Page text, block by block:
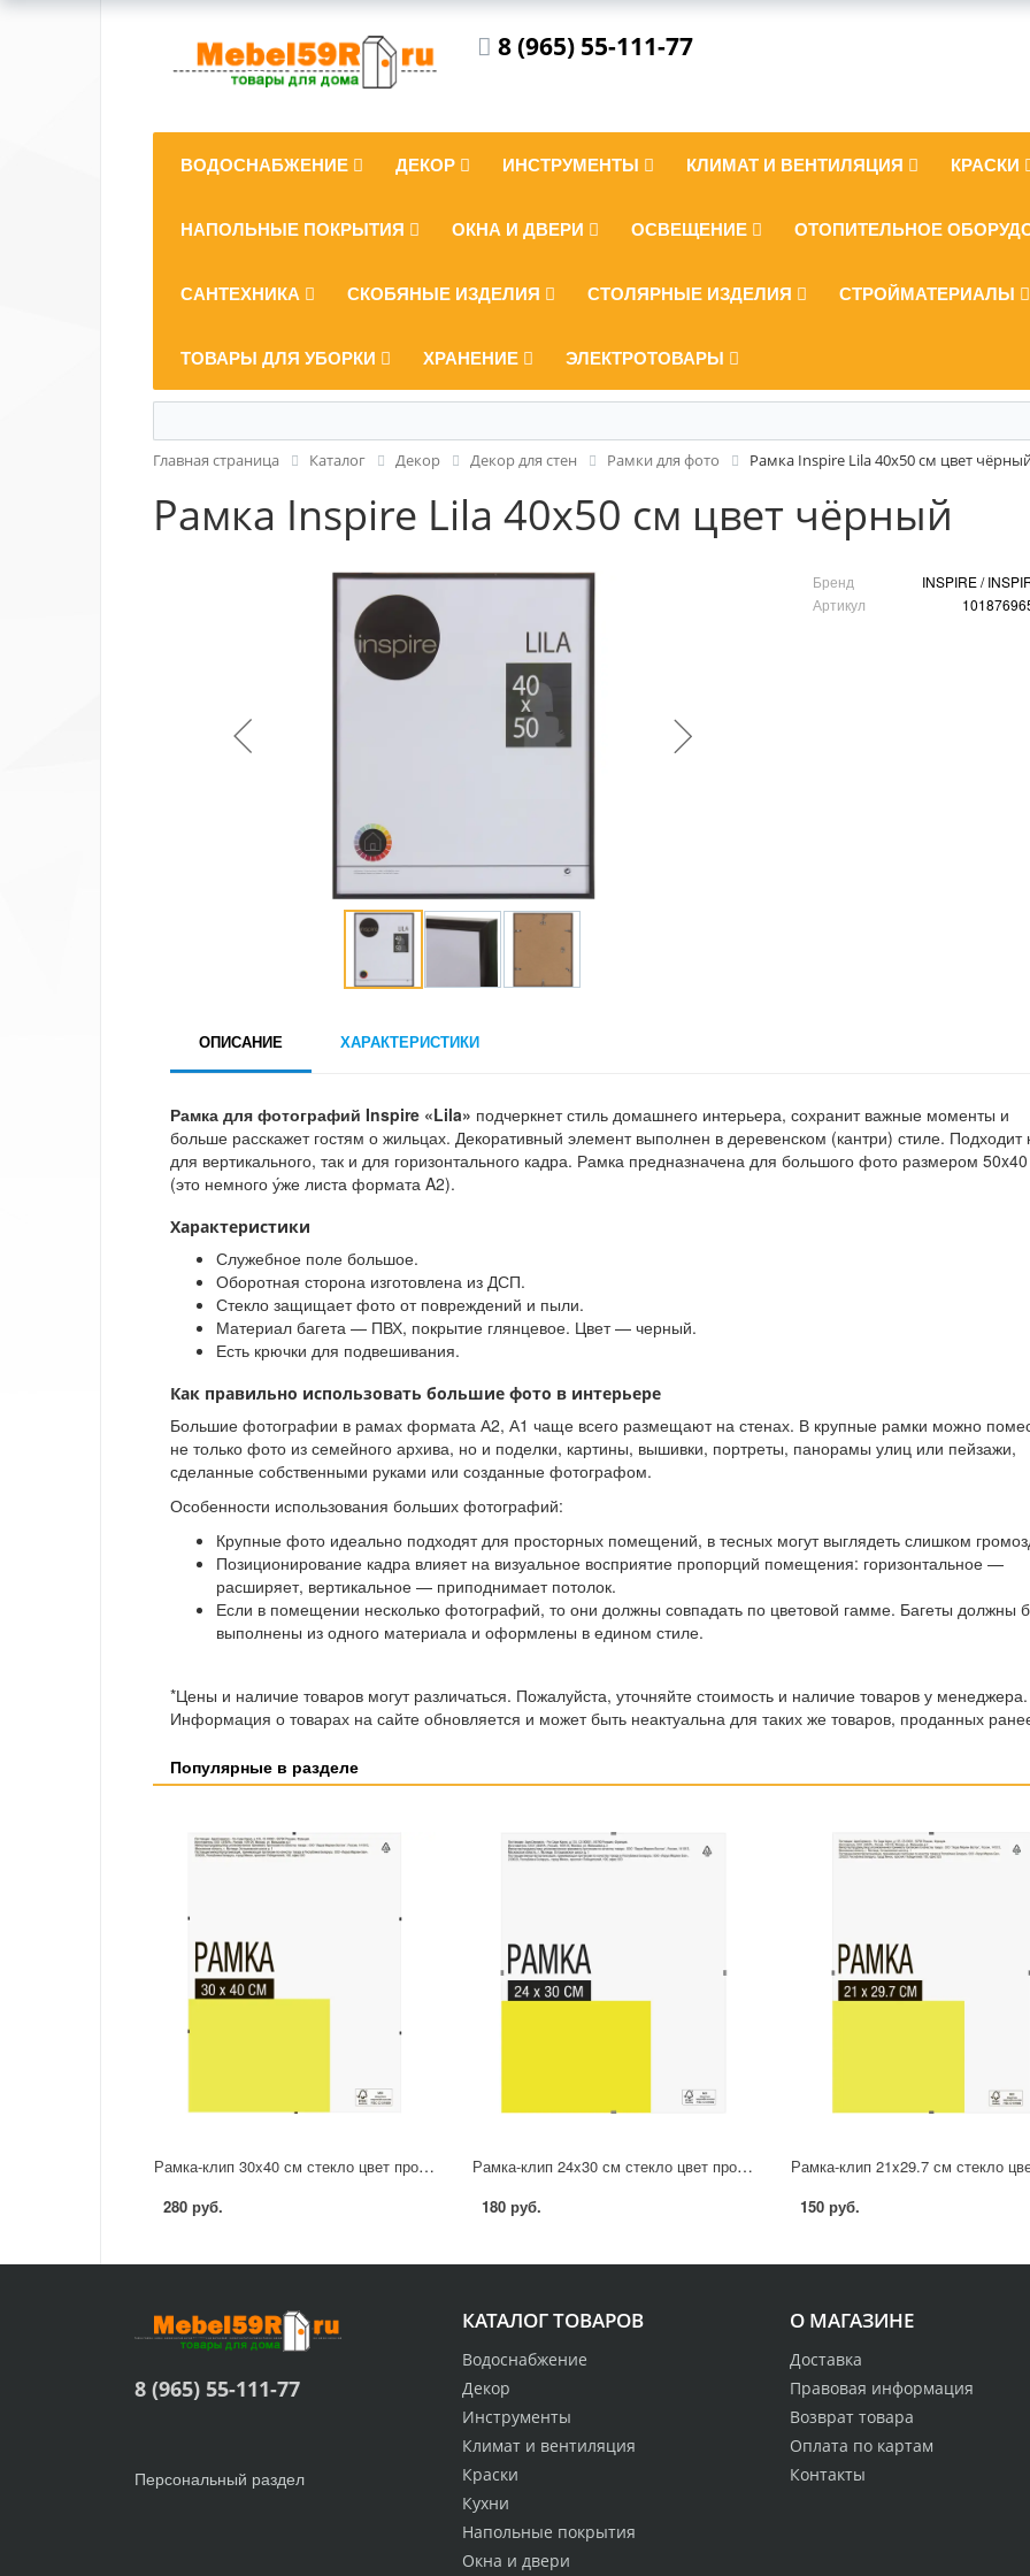
8 (965) 55-111-77
ВОДОСНАБЖЕНИЕ ДЕКОР ИНСТРУМЕНТЫ КЛИМАТ И ВЕНТИЛЯЦИЯ КРАСКИ
НАПОЛЬНЫЕ ПОКРЫТИЯ ОКНА И ДВЕРИ ОСВЕЩЕНИЕ ОТОПИТЕЛЬНОЕ
САНТЕХНИКА СКОБЯНЫЕ ИЗДЕЛИЯ СТОЛЯРНЫЕ ИЗДЕЛИЯ СТРОЙМАТЕРИАЛЫ
ТОВАРЫ ДЛЯ УБОРКИ ХРАНЕНИЕ ЭЛЕКТРОТОВАРЫ
Главная страница Каталог Декор Декор для стен Рамки для фото Рамка Inspire Lila 40x50 см цвет
Рамка Inspire Lila 40x50 см цвет чёрный
Бренд
INSPIRE /
Артикул
ОПИСАНИЕ ХАРАКТЕРИСТИКИ
Рамка для фотографий Inspire «Lila» подчеркнет стиль домашнего интерьера, сохранит важные моменты и
больше расскажет гостям о жильцах. Декоративный элемент выполнен в деревенском (кантри) стиле. Подходит
для вертикального, так и для горизонтального кадра. Рамка предназначена для большого фото размером
(это немного у́же листа формата A2).
Характеристики
Служебное поле большое.
Оборотная сторона изготовлена из ДСП.
Стекло защищает фото от повреждений и пыли.
Материал багета — ПВХ, покрытие глянцевое. Цвет — черный.
Есть крючки для подвешивания.
Как правильно использовать большие фото в интерьере
Большие фотографии в рамах формата А2, А1 чаще всего размещают на стенах. В крупные рамки можно
не только фото из семейного архива, но и поделки, картины, вышивки, портреты, панорамы улиц или пейзажи,
сделанные собственными руками или созданные фотографом.
Особенности использования больших фотографий:
Крупные фото идеально подходят для просторных помещений, в тесных могут выглядеть слишком
Позиционирование кадра влияет на визуальное восприятие пропорций помещения: горизонтальное —
расширяет, вертикальное — приподнимает потолок.
Если в помещении несколько фотографий, то они должны совпадать по цветовой гамме. Багеты должны
выполнены из одного материала и оформлены в едином стиле.
*Цены и наличие товаров могут различаться. Пожалуйста, уточняйте стоимость и наличие товаров у менеджера.
Информация о товарах на сайте обновляется и может быть неактуальна для таких же товаров, проданных
Популярные в разделе
Рамка-клип 30x40 см стекло цвет прозрачный
280 руб.
Рамка-клип 24x30 см стекло цвет прозрачный
180 руб. 150 руб.
О МАГАЗИНЕ
Доставка
Правовая информация
Возврат товара
Оплата по картам
Контакты
КАТАЛОГ ТОВАРОВ
Водоснабжение
Декор
Инструменты
Климат и вентиляция
Краски
Кухни
Напольные покрытия
Окна и двери
8 (965) 55-111-77
Персональный раздел